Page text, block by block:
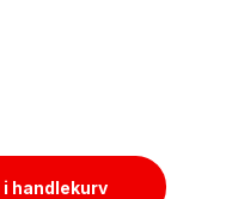
gul, NZ mod quantity
i handlekurv